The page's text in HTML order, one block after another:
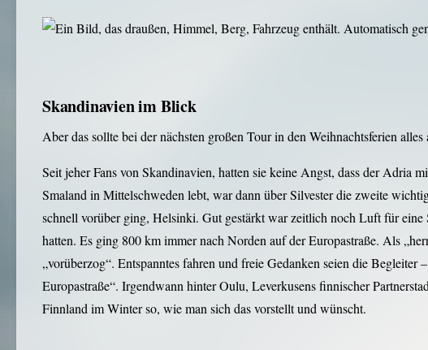
Skandinavien im Blick
Aber das sollte bei der nächsten großen Tour in den Weihnachtsferien
Seit jeher Fans von Skandinavien, hatten sie keine Angst, dass der Adria
Smaland in Mittelschweden lebt, war dann über Silvester die zweite
schnell vorüber ging, Helsinki. Gut gestärkt war zeitlich noch Luft für
hatten. Es ging 800 km immer nach Norden auf der Europastraße. Als
„vorüberzog“. Entspanntes fahren und freie Gedanken seien die
Europastraße“. Irgendwann hinter Oulu, Leverkusens finnischer
Finnland im Winter so, wie man sich das vorstellt und wünscht.